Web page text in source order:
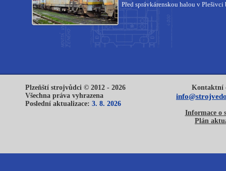
Před správkárenskou halou v
Plzeňští strojvůdci © 2012 - 2026
Všechna práva vyhrazena
Poslední aktualizace: 3. 8. 2026
Kontaktní
Informace o
Plán